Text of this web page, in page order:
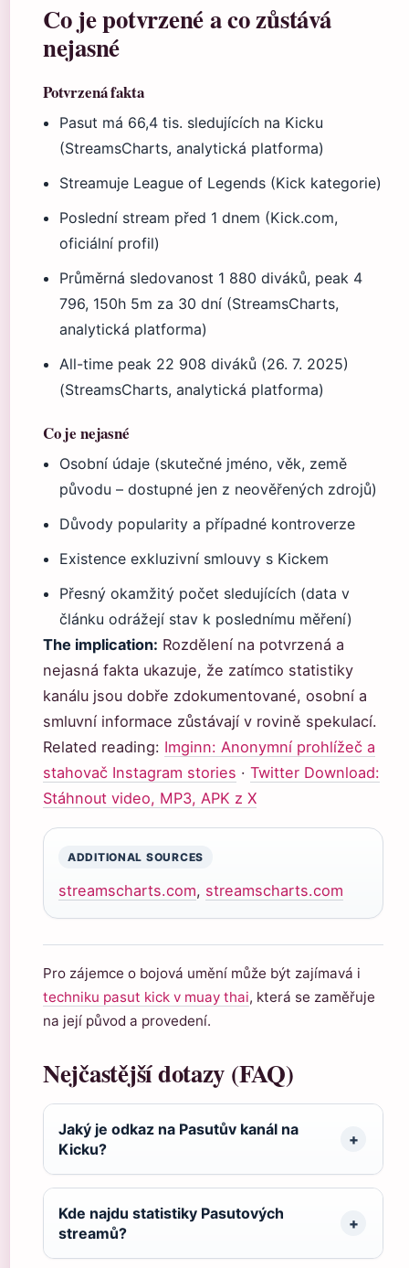
Co je potvrzené a co zůstává
nejasné
Potvrzená fakta
Pasut má 66,4 tis. sledujících na Kicku
(StreamsCharts, analytická platforma)
Streamuje League of Legends (Kick kategorie)
Poslední stream před 1 dnem (Kick.com,
oficiální profil)
Průměrná sledovanost 1 880 diváků, peak 4
796, 150h 5m za 30 dní (StreamsCharts,
analytická platforma)
All-time peak 22 908 diváků (26. 7. 2025)
(StreamsCharts, analytická platforma)
Co je nejasné
Osobní údaje (skutečné jméno, věk, země
původu – dostupné jen z neověřených zdrojů)
Důvody popularity a případné kontroverze
Existence exkluzivní smlouvy s Kickem
Přesný okamžitý počet sledujících (data v
článku odrážejí stav k poslednímu měření)
The implication: Rozdělení na potvrzená a
nejasná fakta ukazuje, že zatímco statistiky
kanálu jsou dobře zdokumentované, osobní a
smluvní informace zůstávají v rovině spekulací.
Related reading: Imginn: Anonymní prohlížeč a
stahovač Instagram stories · Twitter Download:
Stáhnout video, MP3, APK z X
ADDITIONAL SOURCES
streamscharts.com, streamscharts.com
Pro zájemce o bojová umění může být zajímavá i
techniku pasut kick v muay thai, která se zaměřuje
na její původ a provedení.
Nejčastější dotazy (FAQ)
Jaký je odkaz na Pasutův kanál na
Kicku?
Kde najdu statistiky Pasutových
streamů?